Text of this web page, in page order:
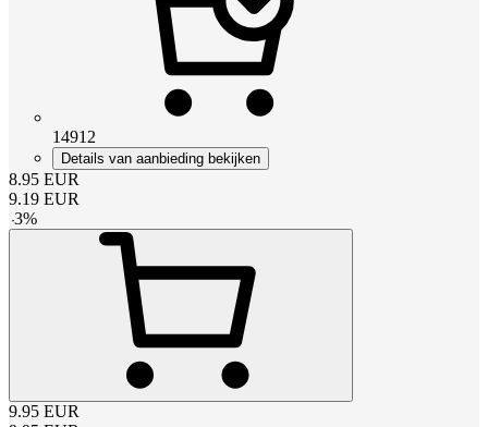
14912
Details van aanbieding bekijken
8.95 EUR
9.19 EUR
-3%
9.95 EUR